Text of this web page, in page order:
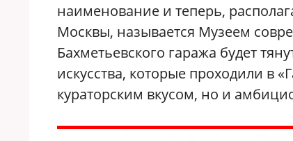
наименование и теперь,
Москвы, называется Музеем
Бахметьевского гаража будет
искусства, которые проходили в
кураторским вкусом, но и